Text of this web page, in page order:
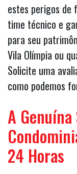
estes perigos de
time técnico e
para seu
Vila Olímpia ou
Solicite uma
como podemos
A
24 Horas